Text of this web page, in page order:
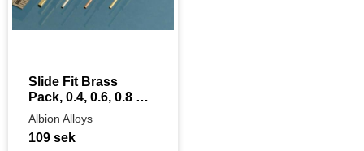
Slide Fit Brass
Pack, 0.4, 0.6, 0.8 &
1.0, 4pcs, 305mm
Albion Alloys
109 sek